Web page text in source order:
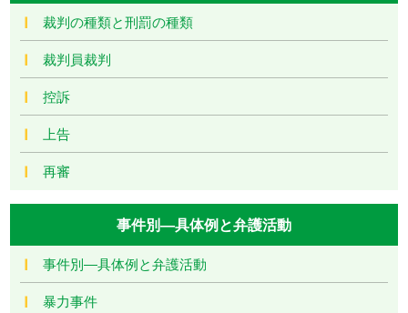
裁判の種類と刑罰の種類
裁判員裁判
控訴
上告
再審
事件別―具体例と弁護活動
事件別―具体例と弁護活動
暴力事件